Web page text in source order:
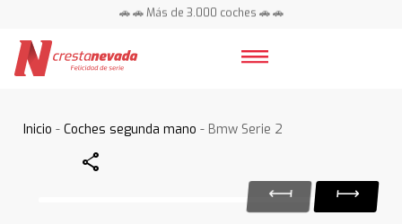
🚗 🚗 Más de 3.000 coches 🚗 🚗
Inicio -Coches segunda mano - Bmw Serie 2
Share